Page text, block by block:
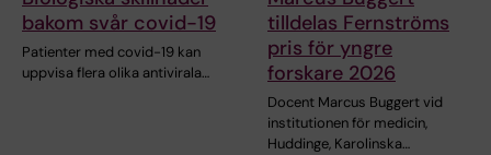
bakom svår covid-19
Patienter med covid-19 kan
uppvisa flera olika antivirala…
tilldelas Fernströms
pris för yngre
forskare 2026
Docent Marcus Buggert vid
institutionen för medicin,
Huddinge, Karolinska…